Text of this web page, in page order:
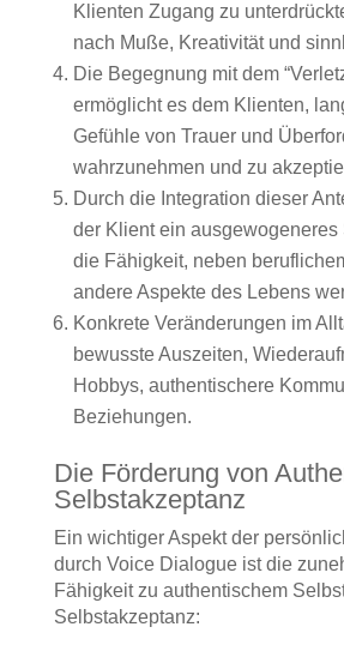
Klienten Zugang zu
nach Muße, Kreativität und
Die Begegnung mit dem
ermöglicht es dem Klienten,
Gefühle von Trauer und
wahrzunehmen und zu
Durch die Integration dieser
der Klient ein ausgewogeneres
die Fähigkeit, neben
andere Aspekte des Lebens
Konkrete Veränderungen im
bewusste Auszeiten,
Hobbys, authentischere
Beziehungen.
Die Förderung von
Selbstakzeptanz
Ein wichtiger Aspekt der
durch Voice Dialogue ist die
Fähigkeit zu authentischem
Selbstakzeptanz: